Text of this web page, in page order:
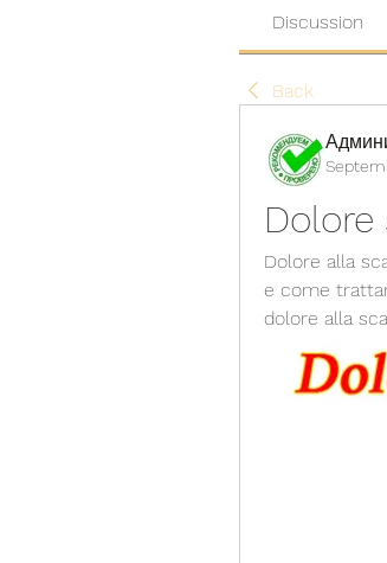
Discussion
Back
Dolore alla
e come
dolore alla